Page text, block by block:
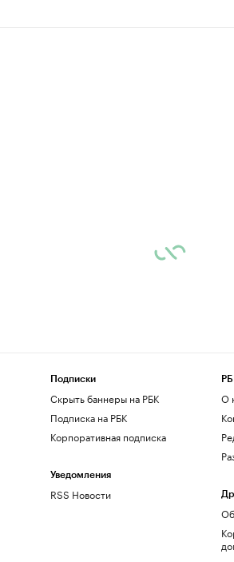
Подписки
Скрыть баннеры на РБК
Подписка на РБК
Корпоративная подписка
Уведомления
RSS Новости
О